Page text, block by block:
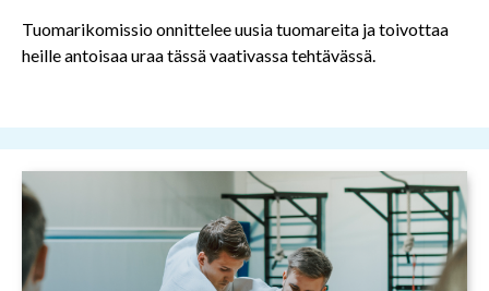
Tuomarikomissio onnittelee uusia tuomareita ja toivottaa
heille antoisaa uraa tässä vaativassa tehtävässä.